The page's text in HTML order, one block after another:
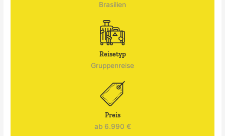
Brasilien
Reisetyp
Gruppenreise
Preis
ab 6.990 €